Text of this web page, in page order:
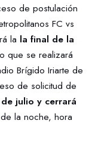
de postulación
FC vs
la la final de la
que se realizará
Brígido Iriarte de
de solicitud de
julio y cerrará
la noche, hora